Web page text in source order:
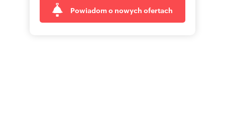
Powiadom o nowych ofertach